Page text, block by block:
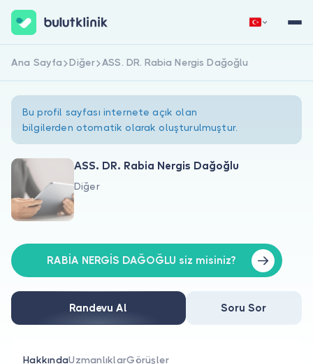
Hakkımızda
Doktorlar için
Doktor musunuz?
Hemen Kaydol Giriş Yap
Ana Sayfa Diğer ASS. DR. Rabia Nergis Dağoğlu
Bu profil sayfası internete açık olan
bilgilerden otomatik olarak oluşturulmuştur.
ASS. DR. Rabia Nergis Dağoğlu
Diğer
RABİA NERGİS DAĞOĞLU siz misiniz?
Randevu Al Soru Sor
HakkındaUzmanlıklarGörüşler